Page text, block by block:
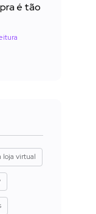
é tão
loja virtual